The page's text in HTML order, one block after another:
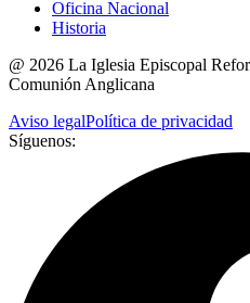
Oficina Nacional
Historia
@ 2026 La Iglesia Episcopal
Comunión Anglicana
Aviso legalPolítica de privacidad
Síguenos: